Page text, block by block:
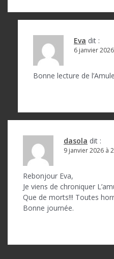
e
Eva dit :
6 janvier
Bonne lecture de
dasola dit :
9 janvier 2026 à
Rebonjour Eva,
Je viens de chroniquer
Que de morts!!! Toutes
Bonne journée.